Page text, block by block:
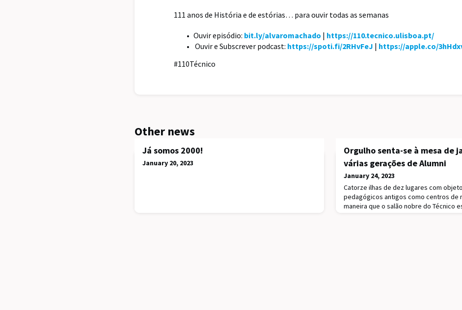
111 anos de História e de estórias… para ouvir todas as semanas
Ouvir episódio: bit.ly/alvaromachado | https://110.tecnico.ulisboa.pt/
Ouvir e Subscrever podcast: https://spoti.fi/2RHvFeJ | https://apple.co/
#110Técnico
Other news
Já somos 2000!
January 20, 2023
Orgulho senta-se à mesa de
várias gerações de Alumni
January 24, 2023
Catorze ilhas de dez lugares com
pedagógicos antigos como centros de
maneira que o salão nobre do Técnico